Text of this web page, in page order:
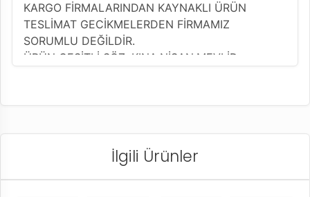
KARGO FİRMALARINDAN KAYNAKLI ÜRÜN
TESLİMAT GECİKMELERDEN FİRMAMIZ
SORUMLU DEĞİLDİR.
ÜRÜN ÇEŞİTLİ SÖZ ,KINA,NİŞAN,MEVLİD
ŞİŞELER KAPAKLI VE TIPALI HALDE GÖNDERİM
İlgili Ürünler